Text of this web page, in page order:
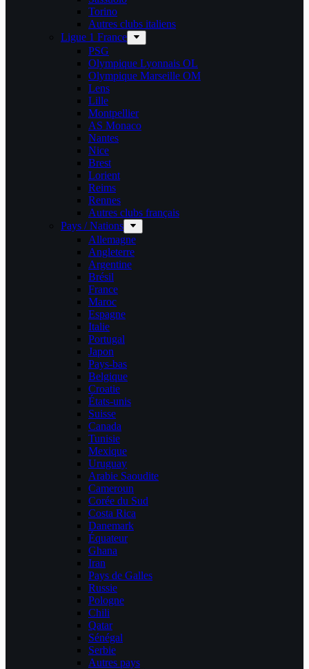
Torino
Autres clubs italiens
Ligue 1 France
PSG
Olympique Lyonnais OL
Olympique Marseille OM
Lens
Lille
Montpellier
AS Monaco
Nantes
Nice
Brest
Lorient
Reims
Rennes
Autres clubs français
Pays / Nations
Allemagne
Angleterre
Argentine
Brésil
France
Maroc
Espagne
Italie
Portugal
Japon
Pays-bas
Belgique
Croatie
États-unis
Suisse
Canada
Tunisie
Mexique
Uruguay
Arabie Saoudite
Cameroun
Corée du Sud
Costa Rica
Danemark
Équateur
Ghana
Iran
Pays de Galles
Russie
Pologne
Chili
Qatar
Sénégal
Serbie
Autres pays